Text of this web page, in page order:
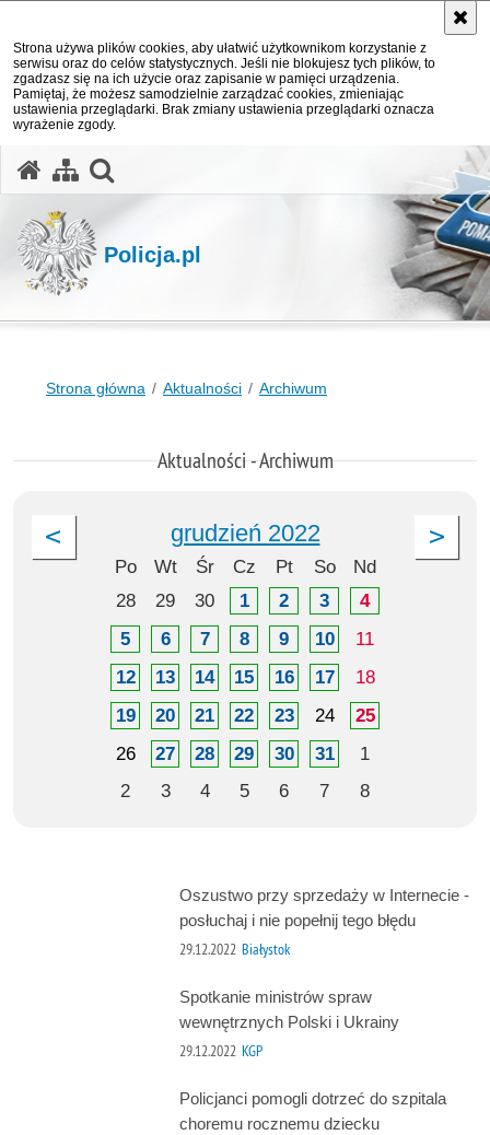
Strona używa plików cookies, aby ułatwić użytkownikom korzystanie z
serwisu oraz do celów statystycznych. Jeśli nie blokujesz tych plików, to
zgadzasz się na ich użycie oraz zapisanie w pamięci urządzenia.
Pamiętaj, że możesz samodzielnie zarządzać cookies, zmieniając
ustawienia przeglądarki. Brak zmiany ustawienia przeglądarki oznacza
wyrażenie zgody.
Policja.pl
Strona główna Aktualności Archiwum
Aktualności - Archiwum
grudzień 2022
Po Wt Śr Cz Pt So
Nd
28
29 30 1 2 3
4
5
6 7 8 9 10
11
12
13 14 15 16 17
18
19
20 21 22 23 24
25
26
27 28 29 30 31
1
2
3 4 5 6 7 8
Oszustwo przy sprzedaży w Internecie -
posłuchaj i nie popełnij tego błędu
29.12.2022 Białystok
Spotkanie ministrów spraw
wewnętrznych Polski i Ukrainy
29.12.2022 KGP
Policjanci pomogli dotrzeć do szpitala
choremu rocznemu dziecku